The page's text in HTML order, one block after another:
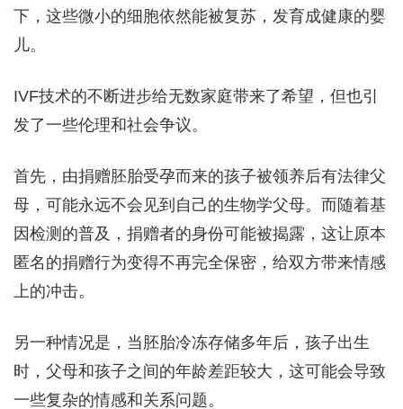
下，这些微小的细胞依然能被复苏，发育成健康的婴
儿。
IVF技术的不断进步给无数家庭带来了希望，但也引
发了一些伦理和社会争议。
首先，由捐赠胚胎受孕而来的孩子被领养后有法律父
母，可能永远不会见到自己的生物学父母。而随着基
因检测的普及，捐赠者的身份可能被揭露，这让原本
匿名的捐赠行为变得不再完全保密，给双方带来情感
上的冲击。
另一种情况是，当胚胎冷冻存储多年后，孩子出生
时，父母和孩子之间的年龄差距较大，这可能会导致
一些复杂的情感和关系问题。